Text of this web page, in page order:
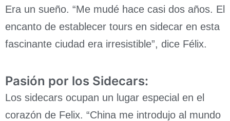
Era un sueño. “Me mudé hace casi dos años. El
encanto de establecer tours en sidecar en esta
fascinante ciudad era irresistible”, dice Félix.
Pasión por los Sidecars:
Los sidecars ocupan un lugar especial en el
corazón de Felix. “China me introdujo al mundo